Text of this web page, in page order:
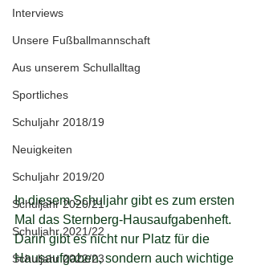
Interviews
Unsere Fußballmannschaft
Aus unserem Schullalltag
Sportliches
Schuljahr 2018/19
Neuigkeiten
Schuljahr 2019/20
Schuljahr 2020/21
Schuljahr 2021/22
Schuljahr 2022/23
In diesem Schuljahr gibt es zum ersten
Mal das Sternberg-Hausaufgabenheft.
Darin gibt es nicht nur Platz für die
Hausaufgaben, sondern auch wichtige